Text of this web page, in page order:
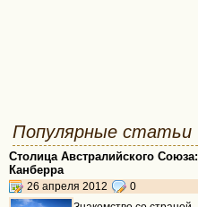
Популярные статьи
Столица Австралийского Союза:
Канберра
26 апреля 2012
0